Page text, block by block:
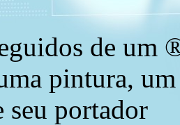
de um
pintura,
seu portador